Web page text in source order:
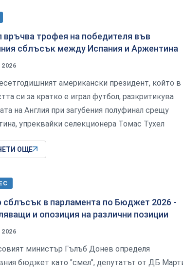
връчва трофея на победителя във
сблъсък между Испания и Аржентина
американски президент, който в
си за кратко е играл футбол, разкритикува
на Англия при загубения полуфинал срещу
упреквайки селекционера Томас Тухел
ОЩЕ
сблъсък в парламента по Бюджет 2026 -
и опозиция на различни позиции
министър Гълъб Донев определя
бюджет като "смел", депутатът от ДБ